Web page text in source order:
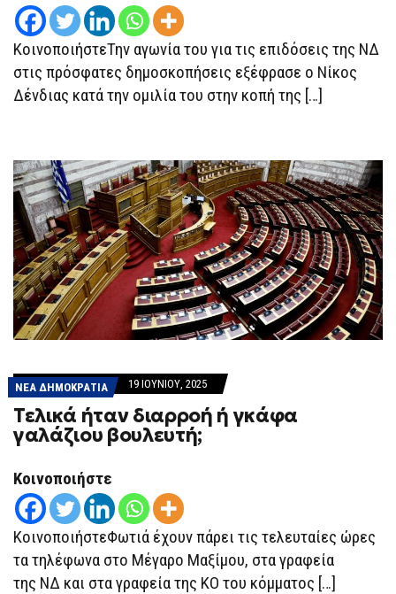
ΈΧΟΥΝ
ΠΟΛΛΈΣ
ΦΟΡΈΣ
ΜΠΡΟΣΤΆ
ΚΆΤΙ
ΚοινοποιήστεΤην αγωνία του για τις επιδόσεις της ΝΔ
στις πρόσφατες δημοσκοπήσεις εξέφρασε ο Νίκος
Δένδιας κατά την ομιλία του στην κοπή της […]
ΝΕΑ ΔΗΜΟΚΡΑΤΙΑ 19 ΙΟΥΝΊΟΥ, 2025
Τελικά ήταν διαρροή ή γκάφα
γαλάζιου βουλευτή;
Κοινοποιήστε
ΚοινοποιήστεΦωτιά έχουν πάρει τις τελευταίες ώρες
τα τηλέφωνα στο Μέγαρο Μαξίμου, στα γραφεία
της ΝΔ και στα γραφεία της ΚΟ του κόμματος […]